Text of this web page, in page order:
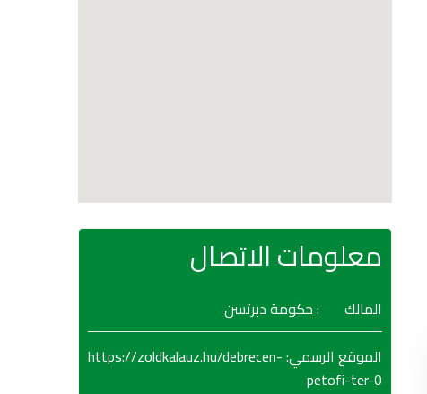
معلومات الاتصال
المالك
: حكومة دبرتسن
الموقع الرسمي:
https://zoldkalauz.hu/debrecen-
petofi-ter-0